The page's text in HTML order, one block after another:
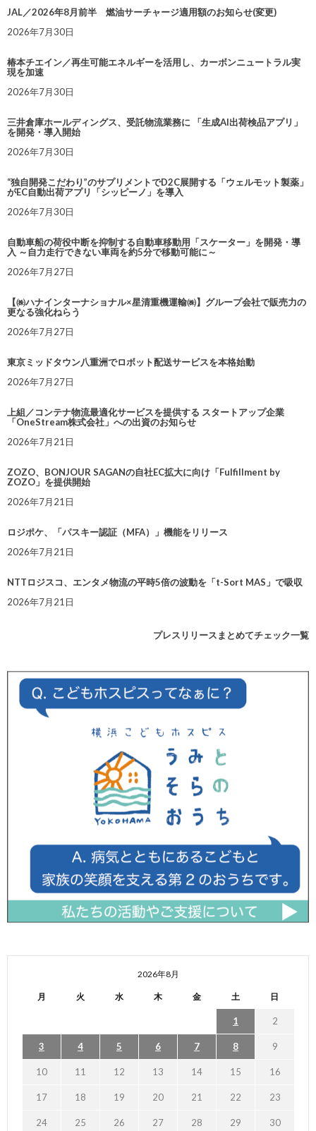
JAL／2026年8月前半 燃油サーチャージ適用額のお知らせ(変更)
2026年7月30日
椿本チエイン／再生可能エネルギーを活用し、カーボンニュートラル実
現を加速
2026年7月30日
三井倉庫ホールディングス、受託物流業務に 「生成AI出荷検品アプリ」
を開発・導入開始
2026年7月30日
“独自開発こだわり”のサプリメントでD2C展開する「ウェルモット製薬」
がEC自動出荷アプリ「シッピーノ」を導入
2026年7月30日
自動車船の荷役中断を抑制する自動車移動用「スケーター」を開発・導
入 ～自力走行できない車両を約5分で移動可能に～
2026年7月27日
【㈱ハナインターナショナル×星清重機運輸㈱】グループ会社で販売力の
更なる強化ねらう
2026年7月27日
東京ミッドタウン八重洲でロボット配送サービスを本格始動
2026年7月27日
上組／コンテナ物流最適化サービスを提供する スタートアップ企業
「OneStream株式会社」への出資のお知らせ
2026年7月21日
ZOZO、BONJOUR SAGANの自社EC拡大に向け「Fulfillment by
ZOZO」を提供開始
2026年7月21日
ロジポケ、「パスキー認証（MFA）」機能をリリース
2026年7月21日
NTTロジスコ、エンタメ物流の平時5倍の波動を「t-Sort MAS」で吸収
2026年7月21日
プレスリリースまとめてチェック一覧
2026年8月
月 火 水 木 金 土 日
1 2
3 4 5 6 7 8 9
10 11 12 13 14 15 16
17 18 19 20 21 22 23
24 25 26 27 28 29 30